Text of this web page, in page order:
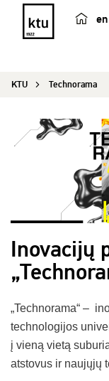
en
KTU Technorama
Inovacijų
„Technorama“ –
technologijos
į vieną vietą
atstovus ir naujųjų